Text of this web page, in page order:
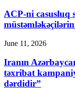
ACP-ni casusluq
June 11, 2026
Iranın
təxribat
dərdidir”